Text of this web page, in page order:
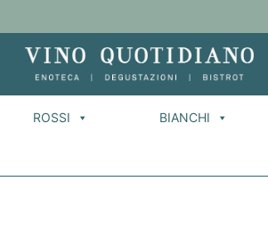
ROSSI BIANCHI